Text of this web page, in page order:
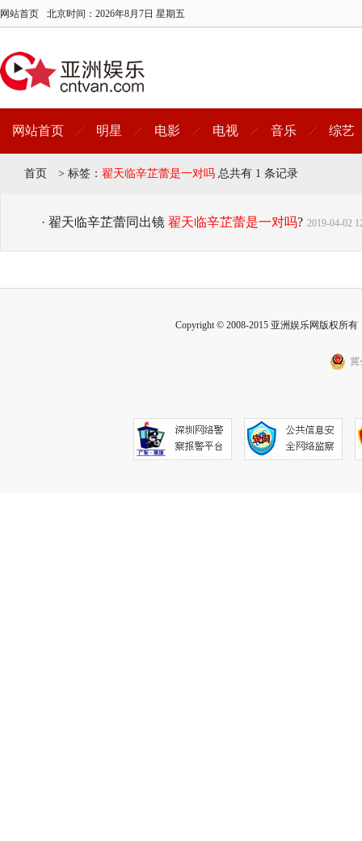
网站首页 北京时间： 2026年8月7日 星期五
网站首页 明星 电影 电视 音乐 综艺
首页 > 标签： 翟天临辛芷蕾是一对吗 总共有 1 条记录
· 翟天临辛芷蕾同出镜 翟天临辛芷蕾是一对吗? 2019-04-02
Copyright © 2008-2015 亚洲娱乐网版权所
冀